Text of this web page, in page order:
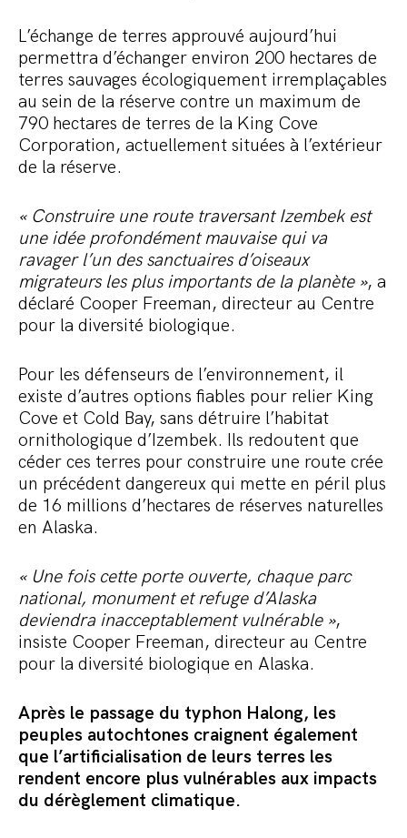
L’échange de terres approuvé aujourd’hui
permettra d’échanger environ 200 hectares de
terres sauvages écologiquement irremplaçables
au sein de la réserve contre un maximum de
790 hectares de terres de la King Cove
Corporation, actuellement situées à l’extérieur
de la réserve.
« Construire une route traversant Izembek est
une idée profondément mauvaise qui va
ravager l’un des sanctuaires d’oiseaux
migrateurs les plus importants de la planète », a
déclaré Cooper Freeman, directeur au Centre
pour la diversité biologique.
Pour les défenseurs de l’environnement, il
existe d’autres options fiables pour relier King
Cove et Cold Bay, sans détruire l’habitat
ornithologique d’Izembek. Ils redoutent que
céder ces terres pour construire une route crée
un précédent dangereux qui mette en péril plus
de 16 millions d’hectares de réserves naturelles
en Alaska.
« Une fois cette porte ouverte, chaque parc
national, monument et refuge d’Alaska
deviendra inacceptablement vulnérable »,
insiste Cooper Freeman, directeur au Centre
pour la diversité biologique en Alaska.
Après le passage du typhon Halong, les
peuples autochtones craignent également
que l’artificialisation de leurs terres les
rendent encore plus vulnérables aux impacts
du dérèglement climatique.